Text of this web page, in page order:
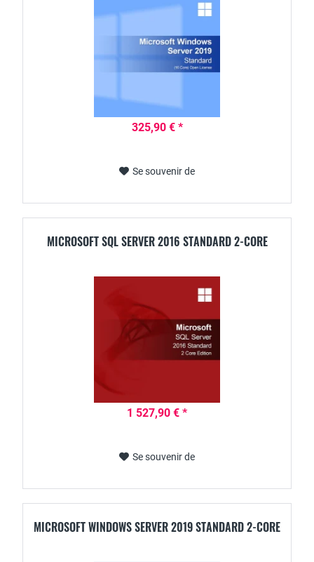
325,90 € *
Se souvenir de
MICROSOFT SQL SERVER 2016 STANDARD 2-CORE
1 527,90 € *
Se souvenir de
MICROSOFT WINDOWS SERVER 2019 STANDARD 2-CORE